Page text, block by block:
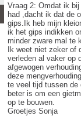
Vraag 2: Omdat ik
had ,dacht ik dat de
gips.Ik heb mijn
ik het gips indikken
minder zware mal te
Ik weet niet zeker
verleden al vaker op
afgewogen
deze
te veel tijd tussen de
beter is om een
op te bouwen.
Groetjes Sonja